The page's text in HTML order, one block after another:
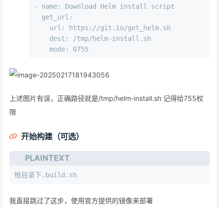
- name: Download Helm install script
  get_url:
    url: https://git.io/get_helm.sh
    dest: /tmp/helm-install.sh
    mode: 0755
上述图片有误，正确路径就是/tmp/helm-install.sh 记得给755权
限
开始构建（可选）
PLAINTEXT
根目录下.build.sh
我直接跳过了这步，使用官方提供的镜像来部署